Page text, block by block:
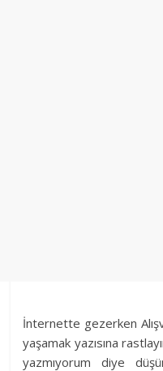
İnternette gezerken
yaşamak yazısına
yazmıyorum diye